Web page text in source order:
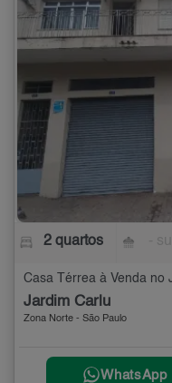
2 quartos
Casa Térrea à Venda no
Jardim Carlu
Zona Norte - São Paulo
WhatsApp